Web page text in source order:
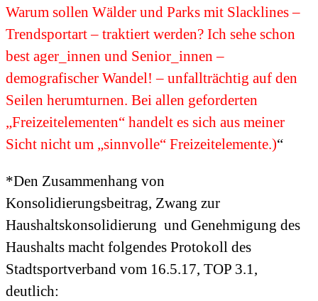
Warum sollen Wälder und Parks mit Slacklines –
Trendsportart – traktiert werden? Ich sehe schon
best ager_innen und Senior_innen –
demografischer Wandel! – unfallträchtig auf den
Seilen herumturnen. Bei allen geforderten
„Freizeitelementen“ handelt es sich aus meiner
Sicht nicht um „sinnvolle“ Freizeitelemente.)“
*Den Zusammenhang von
Konsolidierungsbeitrag, Zwang zur
Haushaltskonsolidierung und Genehmigung des
Haushalts macht folgendes Protokoll des
Stadtsportverband vom 16.5.17, TOP 3.1,
deutlich: